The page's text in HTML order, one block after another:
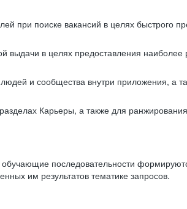
при поиске вакансий в целях быстрого
выдачи в целях предоставления наиболее
и сообщества внутри приложения, а
Карьеры, а также для
последовательности
им результатов тематике запросов.